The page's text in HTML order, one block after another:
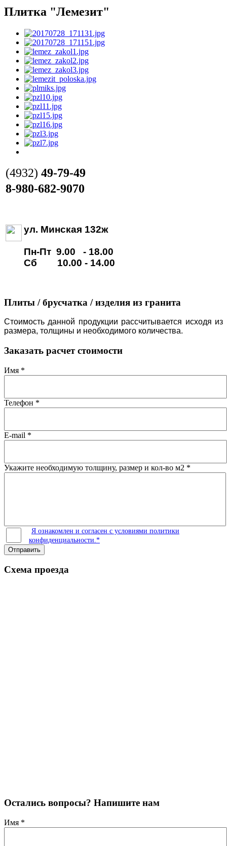
Плитка "Лемезит"
(4932) 49-79-49
8-980-682-9070
ул. Минская 132ж
Пн-Пт 9.00 - 18.00
Сб 10.00 - 14.00
Плиты / брусчатка / изделия из гранита
Стоимость данной продукции рассчитывается исходя из
размера, толщины и необходимого количества.
Заказать расчет стоимости
Имя *
Телефон *
E-mail *
Укажите необходимую толщину, размер и кол-во м2 *
Я ознакомлен и согласен с условиями политики
конфиденциальности.*
Отправить
Схема проезда
Остались вопросы? Напишите нам
Имя *